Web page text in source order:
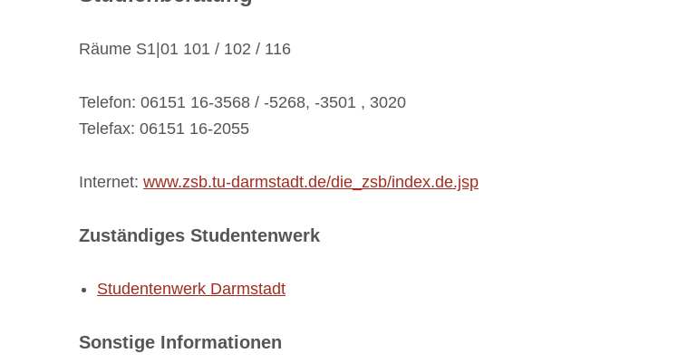
Räume S1|01 101 / 102 / 116
Telefon: 06151 16-3568 / -5268, -3501 , 3020
Telefax: 06151 16-2055
Internet: www.zsb.tu-darmstadt.de/die_zsb/index.de.jsp
Zuständiges Studentenwerk
Studentenwerk Darmstadt
Sonstige Informationen